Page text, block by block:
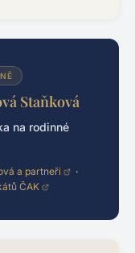
Staňková
na rodinné
a partneři
·
ČAK